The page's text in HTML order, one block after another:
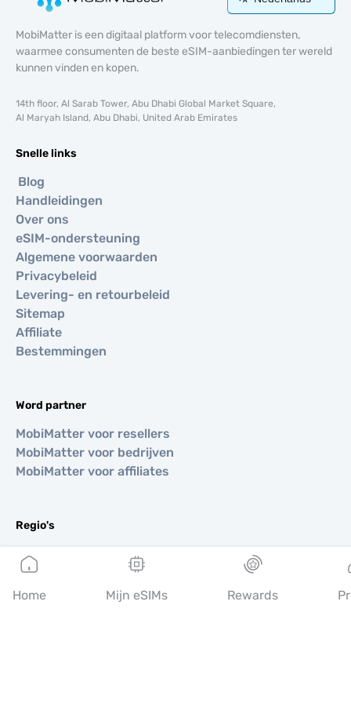
MobiMatter is een digitaal platform voor telecomdiensten,
waarmee consumenten de beste eSIM-aanbiedingen ter wereld
kunnen vinden en kopen.
14th floor, Al Sarab Tower, Abu Dhabi Global Market Square,
Al Maryah Island, Abu Dhabi, United Arab Emirates
Snelle links
Blog
Handleidingen
Over ons
eSIM-ondersteuning
Algemene voorwaarden
Privacybeleid
Levering- en retourbeleid
Sitemap
Affiliate
Bestemmingen
Word partner
MobiMatter voor resellers
MobiMatter voor bedrijven
MobiMatter voor affiliates
Regio's
eSIM voor Europa
eSIM voor Azië
eSIM voor Amerika
Home Mijn eSIMs Rewards